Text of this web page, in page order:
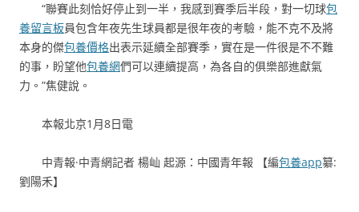
“聯賽此刻恰好停止到一半，我感到賽季后半段，對一切球包
養留言板員包含年夜先生球員都是很年夜的考驗，能不克不及將
本身的傑包養價格出表示延續全部賽季，實在是一件很是不不難
的事，盼望他包養網們可以連續提高，為各自的俱樂部進獻氣
力。”焦健說。
本報北京1月8日電
中青報·中青網記者 楊屾 起源：中國青年報 【編包養app纂:
劉陽禾】